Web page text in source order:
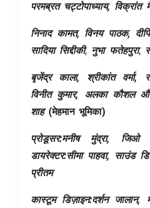
परमब्रत चट्टोपाध्याय, विक्रांत
निनाद कामत, विनय पाठक,
सादिया सिद्दीकी, नुभा फतेहपुरा,
बृजेंद्र काला, श्रीकांत वर्मा,
विनीत कुमार, अलका कौशल
शाह(मेहमान भूमिका)
प्रोडूसर:मनीष मुंद्रा,
डायरेक्टर:सीमा पाहवा, साउंड
प्रीतम
कास्टूम डिज़ाइन:दर्शन जालान,